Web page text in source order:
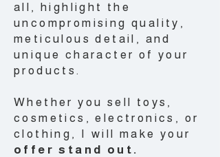
all, highlight the
uncompromising quality,
meticulous detail, and
unique character of your
products.
Whether you sell toys,
cosmetics, electronics, or
clothing, I will make your
offer stand out.